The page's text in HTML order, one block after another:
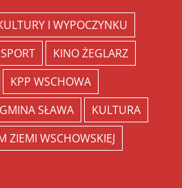
I WYPOCZYNKU
SPORT
KINO ŻEGLARZ
KPP WSCHOWA
GMINA SŁAWA
KULTURA
ZIEMI WSCHOWSKIEJ